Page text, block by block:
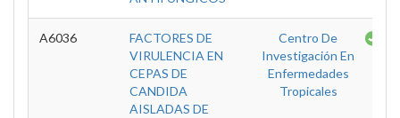
A6036
FACTORES DE
VIRULENCIA EN
CEPAS DE
CANDIDA
AISLADAS DE
Centro De
Investigación En
Enfermedades
Tropicales